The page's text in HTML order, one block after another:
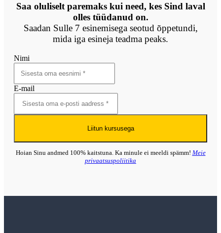
Saa oluliselt paremaks kui need, kes Sind laval
olles tüüdanud on.
Saadan Sulle 7 esinemisega seotud õppetundi,
mida iga esineja teadma peaks.
Nimi
E-mail
Liitun kursusega
Hoian Sinu andmed 100% kaitstuna. Ka minule ei meeldi spämm! Meie
privaatsuspoliitika